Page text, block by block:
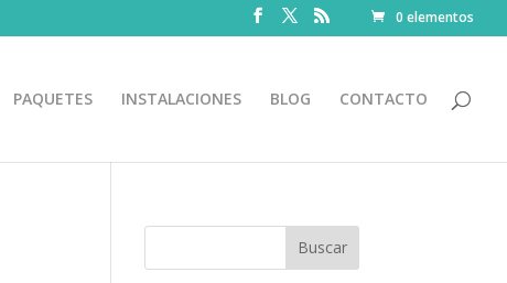
0 elementos
PAQUETES INSTALACIONES BLOG CONTACTO